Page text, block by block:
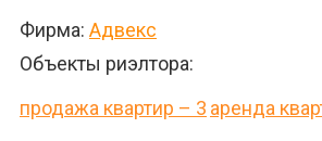
Фирма: Адвекс
Объекты риэлтора:
продажа квартир – 3 аренда